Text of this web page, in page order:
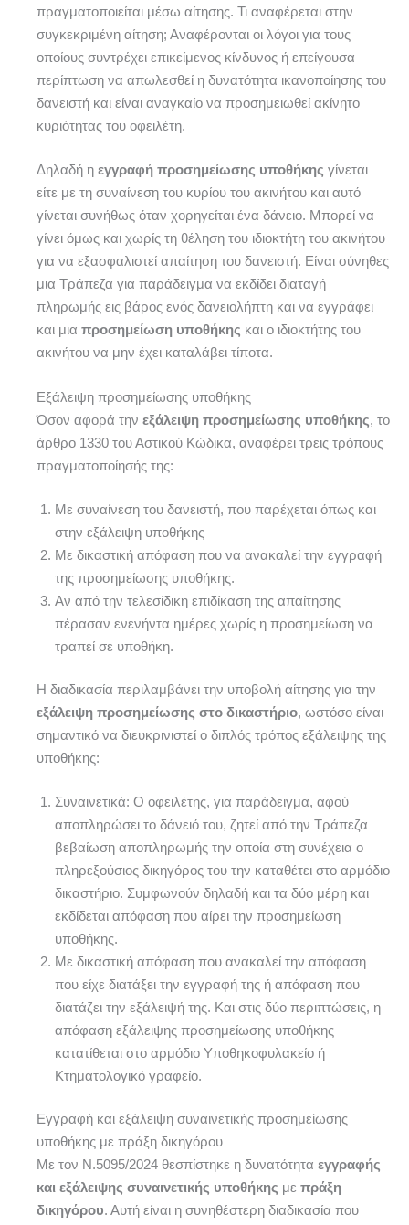
πραγματοποιείται μέσω αίτησης. Τι αναφέρεται στην
συγκεκριμένη αίτηση; Αναφέρονται οι λόγοι για τους
οποίους συντρέχει επικείμενος κίνδυνος ή επείγουσα
περίπτωση να απωλεσθεί η δυνατότητα ικανοποίησης του
δανειστή και είναι αναγκαίο να προσημειωθεί ακίνητο
κυριότητας του οφειλέτη.
Δηλαδή η εγγραφή προσημείωσης υποθήκης γίνεται
είτε με τη συναίνεση του κυρίου του ακινήτου και αυτό
γίνεται συνήθως όταν χορηγείται ένα δάνειο. Μπορεί να
γίνει όμως και χωρίς τη θέληση του ιδιοκτήτη του ακινήτου
για να εξασφαλιστεί απαίτηση του δανειστή. Είναι σύνηθες
μια Τράπεζα για παράδειγμα να εκδίδει διαταγή
πληρωμής εις βάρος ενός δανειολήπτη και να εγγράφει
και μια προσημείωση υποθήκης και ο ιδιοκτήτης του
ακινήτου να μην έχει καταλάβει τίποτα.
Εξάλειψη προσημείωσης υποθήκης
Όσον αφορά την εξάλειψη προσημείωσης υποθήκης, το
άρθρο 1330 του Αστικού Κώδικα, αναφέρει τρεις τρόπους
πραγματοποίησής της:
Με συναίνεση του δανειστή, που παρέχεται όπως και
στην εξάλειψη υποθήκης
Με δικαστική απόφαση που να ανακαλεί την εγγραφή
της προσημείωσης υποθήκης.
Αν από την τελεσίδικη επιδίκαση της απαίτησης
πέρασαν ενενήντα ημέρες χωρίς η προσημείωση να
τραπεί σε υποθήκη.
Η διαδικασία περιλαμβάνει την υποβολή αίτησης για την
εξάλειψη προσημείωσης στο δικαστήριο, ωστόσο είναι
σημαντικό να διευκρινιστεί ο διπλός τρόπος εξάλειψης της
υποθήκης:
Συναινετικά: Ο οφειλέτης, για παράδειγμα, αφού
αποπληρώσει το δάνειό του, ζητεί από την Τράπεζα
βεβαίωση αποπληρωμής την οποία στη συνέχεια ο
πληρεξούσιος δικηγόρος του την καταθέτει στο αρμόδιο
δικαστήριο. Συμφωνούν δηλαδή και τα δύο μέρη και
εκδίδεται απόφαση που αίρει την προσημείωση
υποθήκης.
Με δικαστική απόφαση που ανακαλεί την απόφαση
που είχε διατάξει την εγγραφή της ή απόφαση που
διατάζει την εξάλειψή της. Και στις δύο περιπτώσεις, η
απόφαση εξάλειψης προσημείωσης υποθήκης
κατατίθεται στο αρμόδιο Υποθηκοφυλακείο ή
Κτηματολογικό γραφείο.
Εγγραφή και εξάλειψη συναινετικής προσημείωσης
υποθήκης με πράξη δικηγόρου
Με τον Ν.5095/2024 θεσπίστηκε η δυνατότητα εγγραφής
και εξάλειψης συναινετικής υποθήκης με πράξη
δικηγόρου. Αυτή είναι η συνηθέστερη διαδικασία που